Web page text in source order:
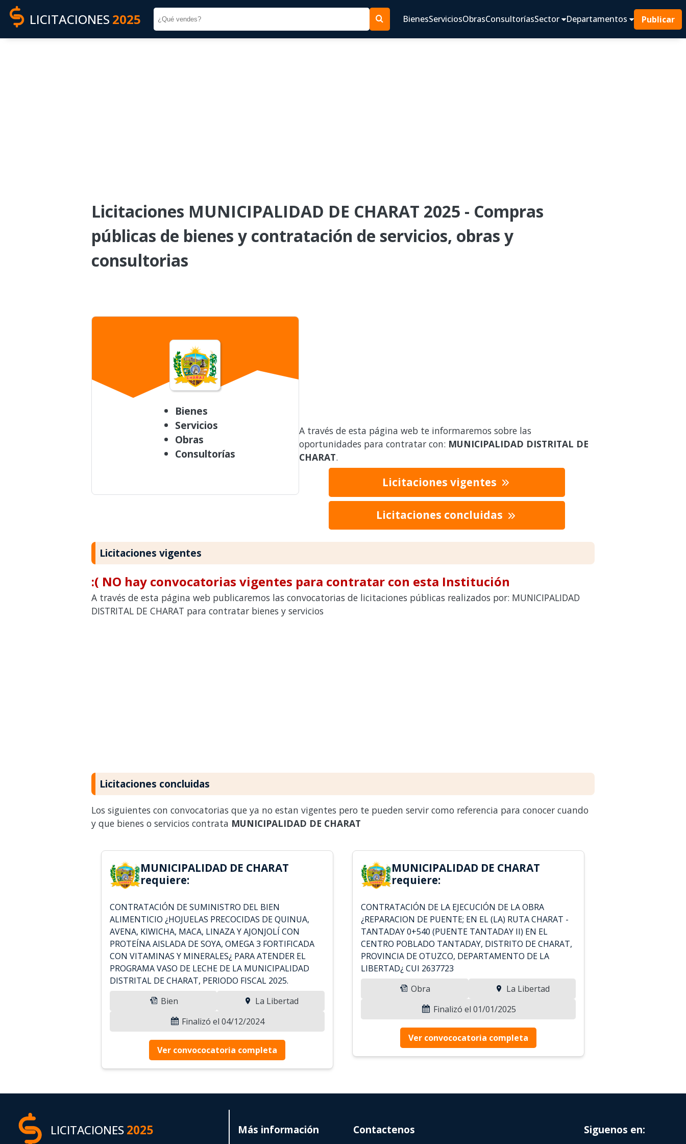
LICITACIONES 2025 BienesServiciosObrasConsultoríasSector Departamentos Publicar
Licitaciones MUNICIPALIDAD DE CHARAT 2025 - Compras
públicas de bienes y contratación de servicios, obras y
consultorias
Bienes
Servicios
Obras
Consultorías
A través de esta página web te informaremos sobre las
oportunidades para contratar con: MUNICIPALIDAD DISTRITAL DE
CHARAT.
Licitaciones vigentes
Licitaciones concluidas
Licitaciones vigentes
:( NO hay convocatorias vigentes para contratar con esta Institución
A través de esta página web publicaremos las convocatorias de licitaciones públicas realizados por: MUNICIPALIDAD
DISTRITAL DE CHARAT para contratar bienes y servicios
Licitaciones concluidas
Los siguientes con convocatorias que ya no estan vigentes pero te pueden servir como referencia para conocer cuando
y que bienes o servicios contrata MUNICIPALIDAD DE CHARAT
MUNICIPALIDAD DE CHARAT
requiere:
CONTRATACIÓN DE SUMINISTRO DEL BIEN
ALIMENTICIO ¿HOJUELAS PRECOCIDAS DE QUINUA,
AVENA, KIWICHA, MACA, LINAZA Y AJONJOLÍ CON
PROTEÍNA AISLADA DE SOYA, OMEGA 3 FORTIFICADA
CON VITAMINAS Y MINERALES¿ PARA ATENDER EL
PROGRAMA VASO DE LECHE DE LA MUNICIPALIDAD
DISTRITAL DE CHARAT, PERIODO FISCAL 2025.
Bien
La Libertad
Finalizó el 04/12/2024
Ver convococatoria completa
MUNICIPALIDAD DE CHARAT
requiere:
CONTRATACIÓN DE LA EJECUCIÓN DE LA OBRA
¿REPARACION DE PUENTE; EN EL (LA) RUTA CHARAT -
TANTADAY 0+540 (PUENTE TANTADAY II) EN EL
CENTRO POBLADO TANTADAY, DISTRITO DE CHARAT,
PROVINCIA DE OTUZCO, DEPARTAMENTO DE LA
LIBERTAD¿ CUI 2637723
Obra
La Libertad
Finalizó el 01/01/2025
Ver convococatoria completa
LICITACIONES2025 Más información Contactenos Siguenos en: